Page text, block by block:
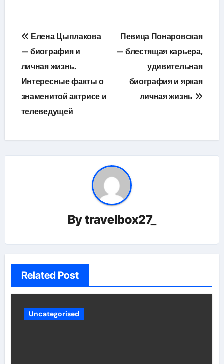
Навигация
по
записям
Елена Цыплакова
— биография и
личная жизнь.
Интересные факты о
знаменитой актрисе и
телеведущей
Певица Понаровская
— блестящая карьера,
удивительная
биография и яркая
личная жизнь
Bytravelbox27_
Related Post
Uncategorised